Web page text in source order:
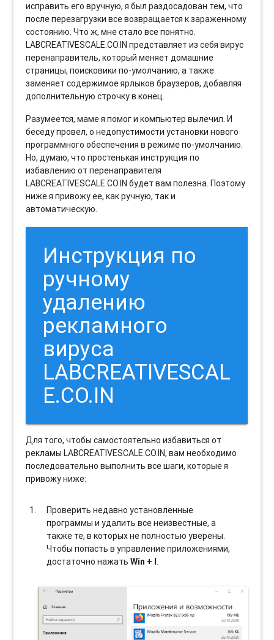
исправить его вручную, я был раздосадован тем, что
после перезагрузки все возвращается к зараженному
состоянию. Что ж, мне стало все понятно.
LABCREATIVESCALE.CO.IN представляет из себя вирус
перенаправитель, который меняет домашние
страницы, поисковики по-умолчанию, а также
заменяет содержимое ярлыков браузеров, добавляя
дополнительную строчку в конец.
Разумеется, маме я помог и компьютер вылечил. И
беседу провел, о недопустимости установки нового
программного обеспечения в режиме по-умолчанию.
Но, думаю, что простенькая инструкция по
избавлению от перенаправителя
LABCREATIVESCALE.CO.IN будет вам полезна. Поэтому
ниже я привожу ее, как ручную, так и
автоматическую.
Инструкция по
ручному
удалению
рекламного
вируса
LABCREATIVESCAL
E.CO.IN
Для того, чтобы самостоятельно избавиться от
рекламы LABCREATIVESCALE.CO.IN, вам необходимо
последовательно выполнить все шаги, которые я
привожу ниже:
Проверить недавно установленные
программы и удалить все неизвестные, а
также те, в которых не полностью уверены.
Чтобы попасть в управление приложениями,
достаточно нажатьWin + I.